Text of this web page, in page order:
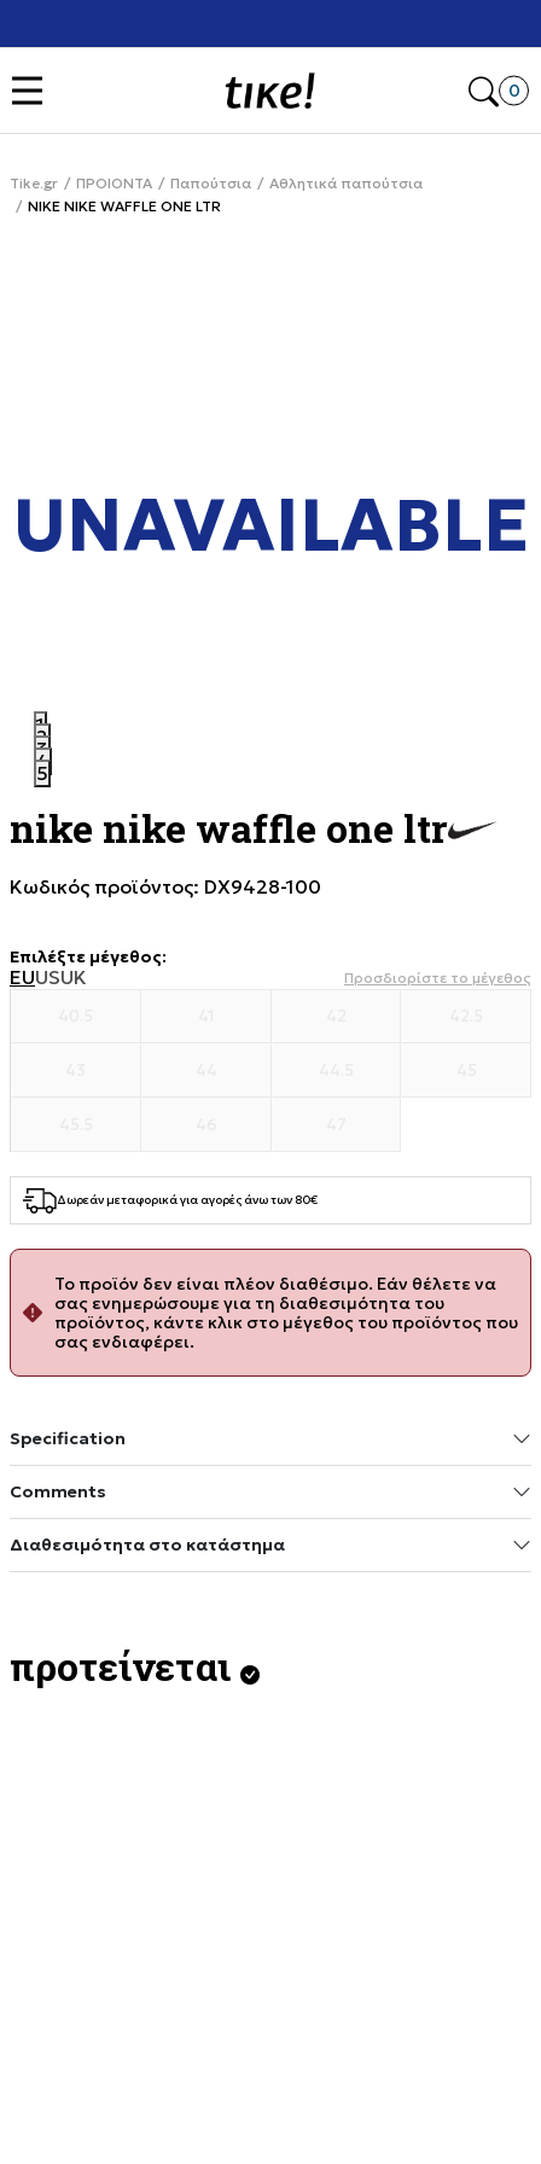
0
Tike.gr ΠΡΟΙΟΝΤΑ Παπούτσια
Αθλητικά παπούτσια
NIKE NIKE WAFFLE ONE LTR
1
2
3
4
5
UNAVAILABLE
nike nike waffle one ltr
Κωδικός προϊόντος: DX9428-100
Επιλέξτε μέγεθος:
EUUSUK Προσδιορίστε το μέγεθος
Δωρεάν μεταφορικά για αγορές άνω των 80€
Το προϊόν δεν είναι πλέον διαθέσιμο. Εάν θέλετε να
σας ενημερώσουμε για τη διαθεσιμότητα του
προϊόντος, κάντε κλικ στο μέγεθος του προϊόντος που
σας ενδιαφέρει.
Specification
Comments
Διαθεσιμότητα στο κατάστημα
προτείνεται